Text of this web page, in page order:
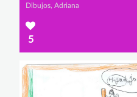
Dibujos, Adriana
5